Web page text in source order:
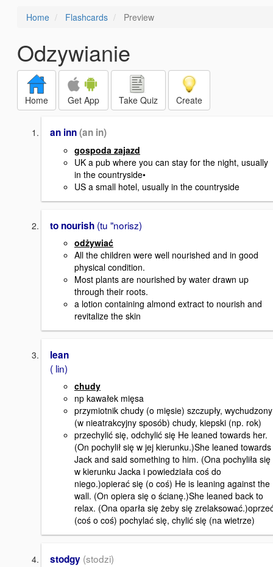
Home Flashcards Preview
Odzywianie
Home Get App Take Quiz Create
an inn(an in)
gospoda zajazd
UK a pub where you can stay for the night, usually
in the countryside•
US a small hotel, usually in the countryside
to nourish (tu "norisz)
odżywiać
All the children were well nourished and in good
physical condition.
Most plants are nourished by water drawn up
through their roots.
a lotion containing almond extract to nourish and
revitalize the skin
lean
( lin)
chudy
np kawałek mięsa
przymiotnik chudy (o mięsie) szczupły, wychudzony
(w nieatrakcyjny sposób) chudy, kiepski (np. rok)
przechylić się, odchylić się He leaned towards her.
(On pochylił się w jej kierunku.)She leaned towards
Jack and said something to him. (Ona pochyliła się
w kierunku Jacka i powiedziała coś do
niego.)opierać się (o coś) He is leaning against the
wall. (On opiera się o ścianę.)She leaned back to
relax. (Ona oparła się żeby się
(coś o coś) pochylać się, chylić się (na wietrze)
stodgy (stodzi)